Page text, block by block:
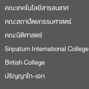
คณะเทคโนโลยีสารสนเทศ
คณะสถาปัตยกรรมศาสตร์
คณะนิติศาสตร์
Sripatum International College
British College
ปริญญาโท-เอก